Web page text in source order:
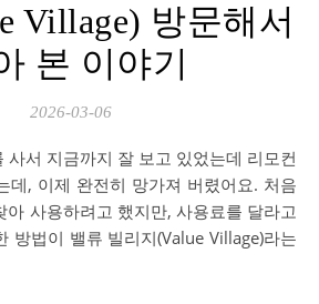
Village) 방문해서
본 이야기
2026-03-06
데, 이제 완전히 망가져 버렸어요. 처음
아 사용하려고 했지만, 사용료를 달라고
방법이 밸류 빌리지(Value Village)라는